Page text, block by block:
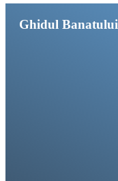
Ghidul Banatului